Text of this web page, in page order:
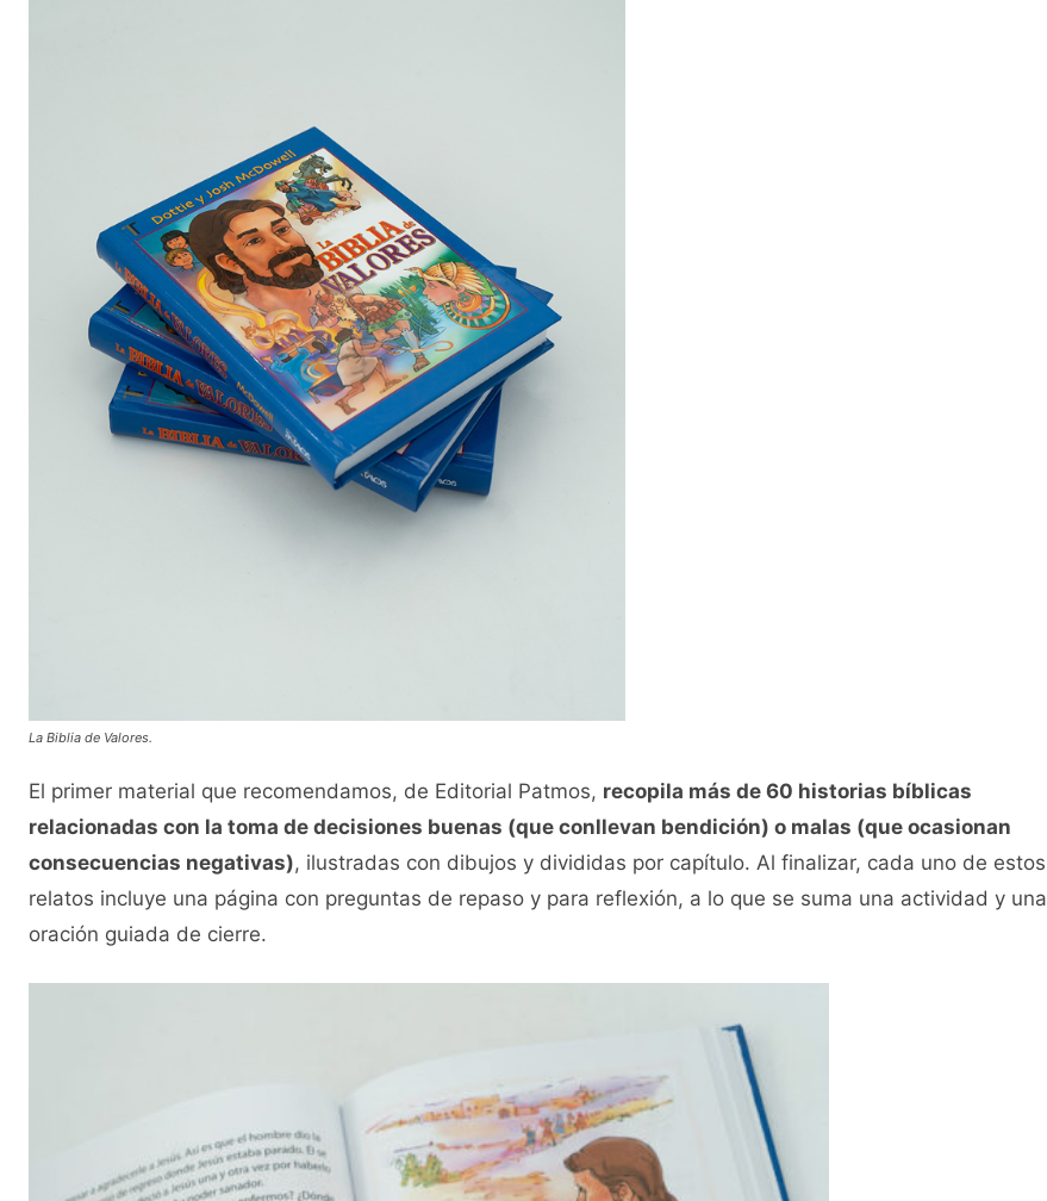
La Biblia de Valores.
El primer material que recomendamos, de Editorial Patmos, recopila más de 60 historias bíblicas
relacionadas con la toma de decisiones buenas (que conllevan bendición) o malas (que ocasionan
consecuencias negativas), ilustradas con dibujos y divididas por capítulo. Al finalizar, cada uno de estos
relatos incluye una página con preguntas de repaso y para reflexión, a lo que se suma una actividad y una
oración guiada de cierre.